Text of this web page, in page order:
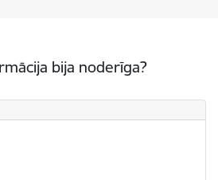
bija noderīga?
noderīga?